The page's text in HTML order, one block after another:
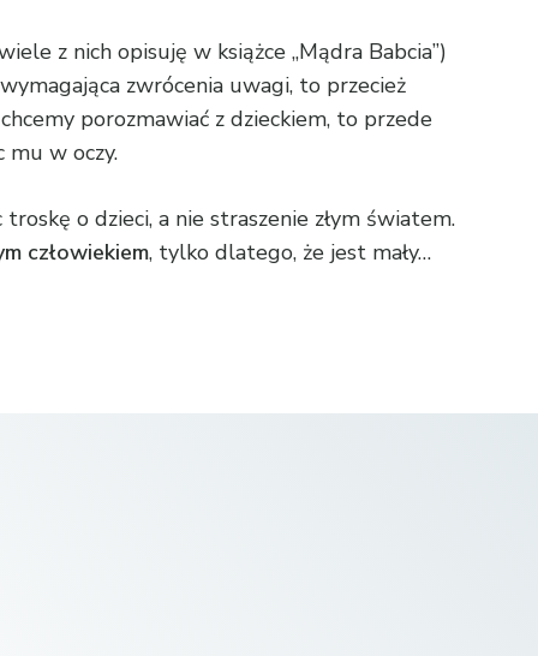
z nich opisuję w książce „Mądra Babcia”)
zwrócenia uwagi, to przecież
porozmawiać z dzieckiem, to przede
mu w oczy.
o dzieci, a nie straszenie złym światem.
człowiekiem, tylko dlatego, że jest mały…